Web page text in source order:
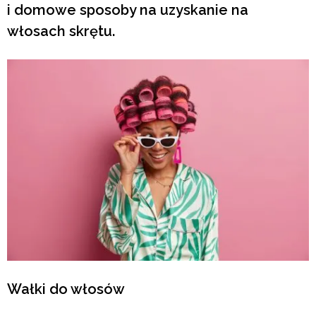
i domowe sposoby na uzyskanie na
włosach skrętu.
Wałki do włosów